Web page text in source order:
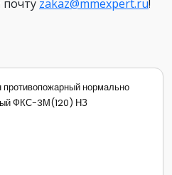
zakaz@mmexpert.ru!
противопожарный нормально
ФКС-3М(120) НЗ